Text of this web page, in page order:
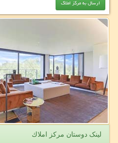
لینک دوستان مركز املاك